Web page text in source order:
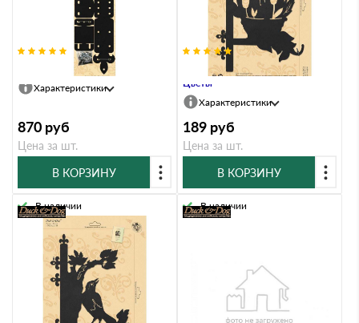
Крепление универсальное
Характеристики
870 руб
Цена за шт.
В КОРЗИНУ
Кронштейн Duck & Dog 702
Цветы
Характеристики
189 руб
Цена за шт.
В КОРЗИНУ
В наличии В наличии